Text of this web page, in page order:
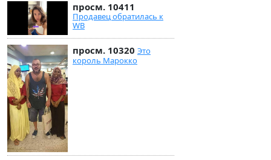
просм. 10411
Продавец обратилась к
WB
просм. 10320 Это
король Марокко